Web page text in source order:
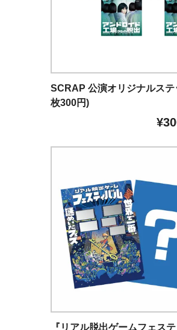
SCRAP 公演オリジナルステ
枚300円)
¥
『リアル脱出ゲームフェステ